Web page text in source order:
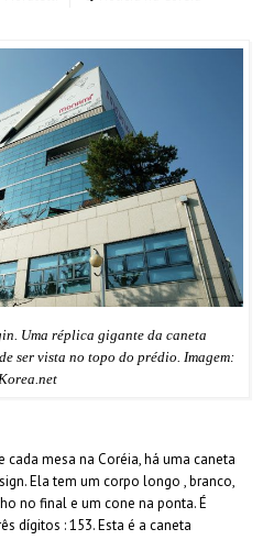
Uma réplica gigante da caneta
ser vista no topo do prédio. Imagem:
Korea.net
mesa na Coréia, há uma caneta
Ela tem um corpo longo , branco,
no final e um cone na ponta. É
dígitos : 153. Esta é a caneta